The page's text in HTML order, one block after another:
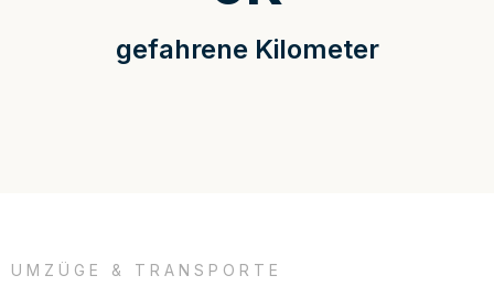
gefahrene Kilometer
UMZÜGE & TRANSPORTE